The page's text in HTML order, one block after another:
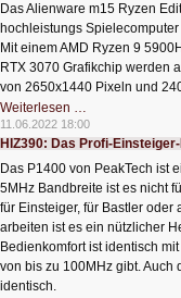
Das Alienware m15 Ryzen
hochleistungs
Mit einem AMD Ryzen 9
RTX 3070 Grafikchip werden
von 2650x1440 Pixeln und
Weiterlesen …
Alienware
-
nicht
für
Gamer
11.06.2022 18:00
HIZ390: Das Profi-
Das P1400 von PeakTech ist
5MHz Bandbreite ist es nicht
für Einsteiger, für Bastler oder
arbeiten ist es ein nützlicher
Bedienkomfort ist identisch
von bis zu 100MHz gibt. Auch
identisch.